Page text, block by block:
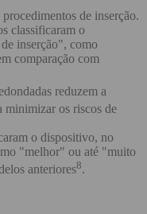
de inserção.
classificaram o
inserção", como
comparação com
reduzem a
minimizar os riscos de
o dispositivo, no
"melhor" ou até "muito
anteriores8.